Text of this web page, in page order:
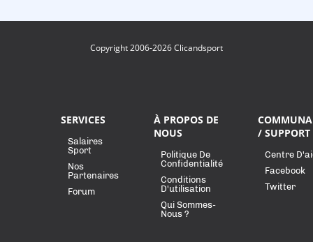
Copyright 2006-2026 Clicandsport
SERVICES
Salaires
Sport
Nos
Partenaires
Forum
À PROPOS DE
NOUS
Politique De
Confidentialité
Conditions
D'utilisation
Qui Sommes-
Nous ?
/ SUPPORT
Centre
Facebook
Twitter